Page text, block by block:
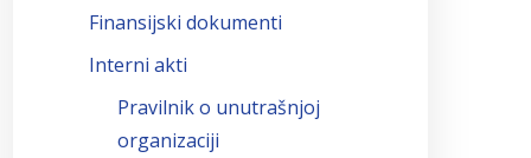
Finansijski dokumenti
Interni akti
Pravilnik o unutrašnjoj
organizaciji